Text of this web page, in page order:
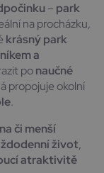
– park
na procházku,
krásný park
a
ponaučné
propojuje okolní
.
či menší
život,
atraktivitě